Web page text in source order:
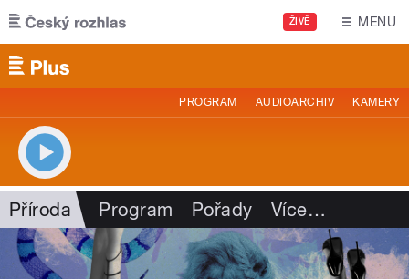
Přejít k hlavnímu obsahu
ŽIVĚ MENU
PROGRAM AUDIOARCHIV KAMERY
Příroda Program Pořady Více…